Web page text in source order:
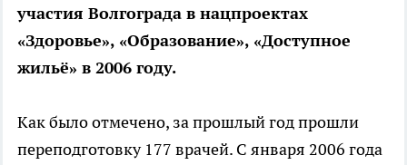
участия Волгограда в нацпроектах
«Здоровье», «Образование», «Доступное
жильё» в 2006 году.
Как было отмечено, за прошлый год прошли
переподготовку 177 врачей. С января 2006 года